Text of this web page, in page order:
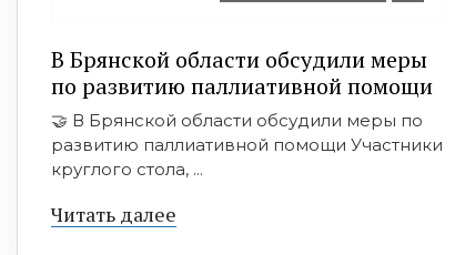
В Брянской области обсудили меры
по развитию паллиативной помощи
🤝 В Брянской области обсудили меры по
развитию паллиативной помощи Участники
круглого стола, ...
Читать далее